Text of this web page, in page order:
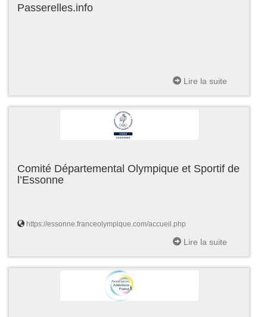
Passerelles.info
Lire la suite
Comité Départemental Olympique et Sportif de
l’Essonne
https://essonne.franceolympique.com/accueil.php
Lire la suite